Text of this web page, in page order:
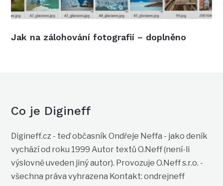
Jak na zálohování fotografií – doplněno
Co je Digineff
Digineff.cz - teď občasník Ondřeje Neffa - jako deník
vychází od roku 1999 Autor textů O.Neff (není-li
výslovně uveden jiný autor). Provozuje O.Neff s.r.o. -
všechna práva vyhrazena Kontakt: ondrejneff